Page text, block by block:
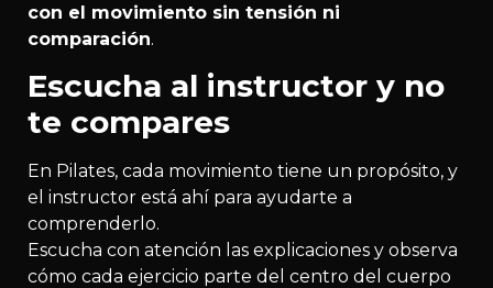
con el movimiento sin tensión ni
comparación.
Escucha al instructor y no
te compares
En Pilates, cada movimiento tiene un propósito, y
el instructor está ahí para ayudarte a
comprenderlo.
Escucha con atención las explicaciones y observa
cómo cada ejercicio parte del centro del cuerpo